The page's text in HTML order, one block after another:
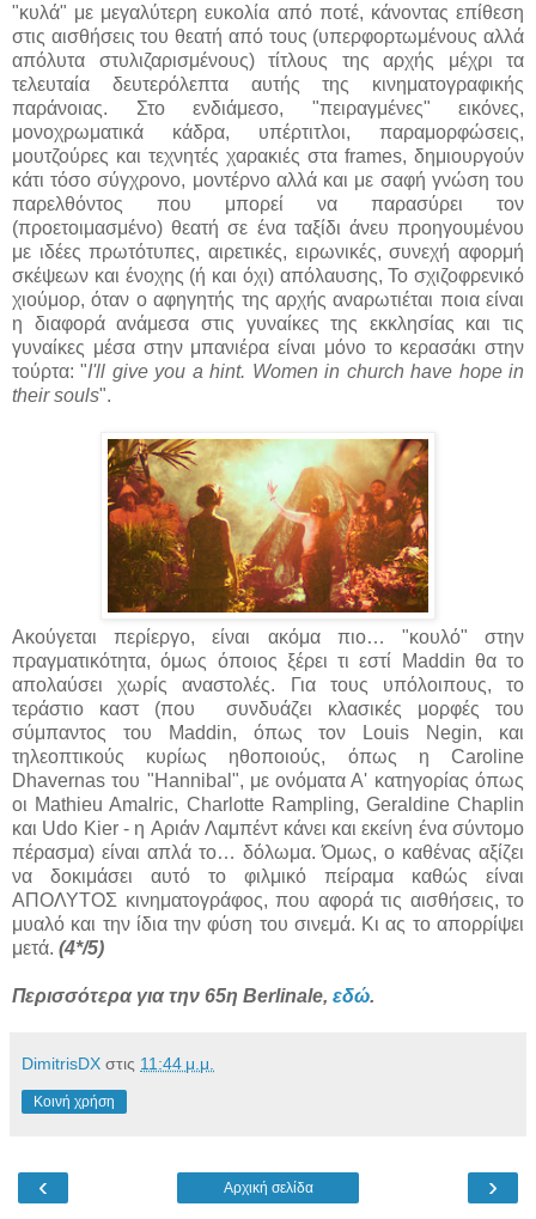
"κυλά" με μεγαλύτερη ευκολία από ποτέ, κάνοντας επίθεση
στις αισθήσεις του θεατή από τους (υπερφορτωμένους αλλά
απόλυτα στυλιζαρισμένους) τίτλους της αρχής μέχρι τα
τελευταία δευτερόλεπτα αυτής της κινηματογραφικής
παράνοιας. Στο ενδιάμεσο, "πειραγμένες" εικόνες,
μονοχρωματικά κάδρα, υπέρτιτλοι, παραμορφώσεις,
μουτζούρες και τεχνητές χαρακιές στα frames, δημιουργούν
κάτι τόσο σύγχρονο, μοντέρνο αλλά και με σαφή γνώση του
παρελθόντος που μπορεί να παρασύρει τον
(προετοιμασμένο) θεατή σε ένα ταξίδι άνευ προηγουμένου
με ιδέες πρωτότυπες, αιρετικές, ειρωνικές, συνεχή αφορμή
σκέψεων και ένοχης (ή και όχι) απόλαυσης, Το σχιζοφρενικό
χιούμορ, όταν ο αφηγητής της αρχής αναρωτιέται ποια είναι
η διαφορά ανάμεσα στις γυναίκες της εκκλησίας και τις
γυναίκες μέσα στην μπανιέρα είναι μόνο το κερασάκι στην
τούρτα: "I'll give you a hint. Women in church have hope in
their souls".
Ακούγεται περίεργο, είναι ακόμα πιο… "κουλό" στην
πραγματικότητα, όμως όποιος ξέρει τι εστί Maddin θα το
απολαύσει χωρίς αναστολές. Για τους υπόλοιπους, το
τεράστιο καστ (που συνδυάζει κλασικές μορφές του
σύμπαντος του Maddin, όπως τον
Louis Negin, και
τηλεοπτικούς κυρίως ηθοποιούς, όπως η Caroline
Dhavernas του "Hannibal", με ονόματα Α' κατηγορίας όπως
οι Mathieu Amalric, Charlotte Rampling, Geraldine Chaplin
και Udo Kier - η Αριάν Λαμπέντ κάνει και εκείνη ένα σύντομο
πέρασμα) είναι απλά το… δόλωμα. Όμως,ο καθένας αξίζει
να δοκιμάσει αυτό το φιλμικό πείραμα καθώς είναι
ΑΠΟΛΥΤΟΣ κινηματογράφος, που αφορά τις αισθήσεις, το
μυαλό και την ίδια την φύση του σινεμά. Κι ας το απορρίψει
μετά. (4*/5)
Περισσότερα για την 65η Berlinale, εδώ.
DimitrisDX στις 11:44 μ.μ.
Κοινή χρήση
‹ ›
Αρχική σελίδα